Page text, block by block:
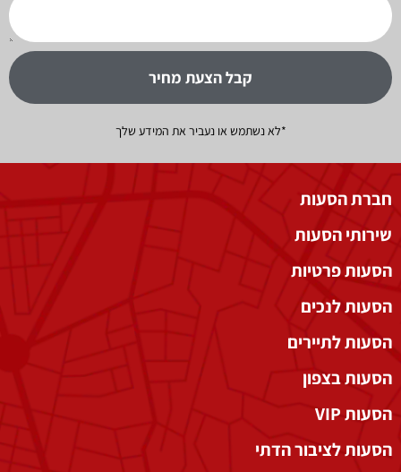
קבל הצעת מחיר
*לא נשתמש או נעביר את המידע שלך
חברת הסעות
שירותי הסעות
הסעות פרטיות
הסעות לנכים
הסעות לתיירים
הסעות בצפון
הסעות VIP
הסעות לציבור הדתי